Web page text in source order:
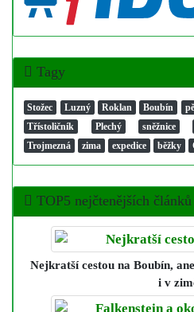
Tagy
Stožec Luzný Roklan Boubín
Třístoličník
Plechý sněžnice
Trojmezná
zima expedice běžky
TOP5 nejčtenějších článků
Nejkratší cestou na Boubín,
i v